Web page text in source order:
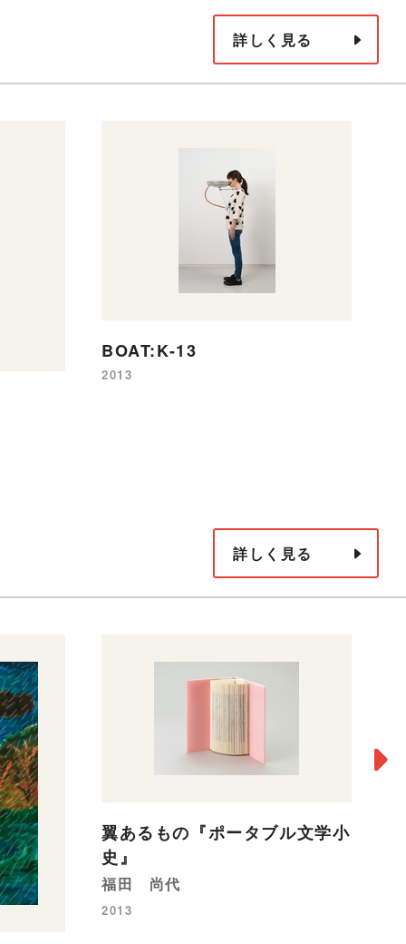
詳しく見る
BOAT:K-13
2013
詳しく見る
翼あるもの『ポータブル文学小
史』
福田 尚代
2013